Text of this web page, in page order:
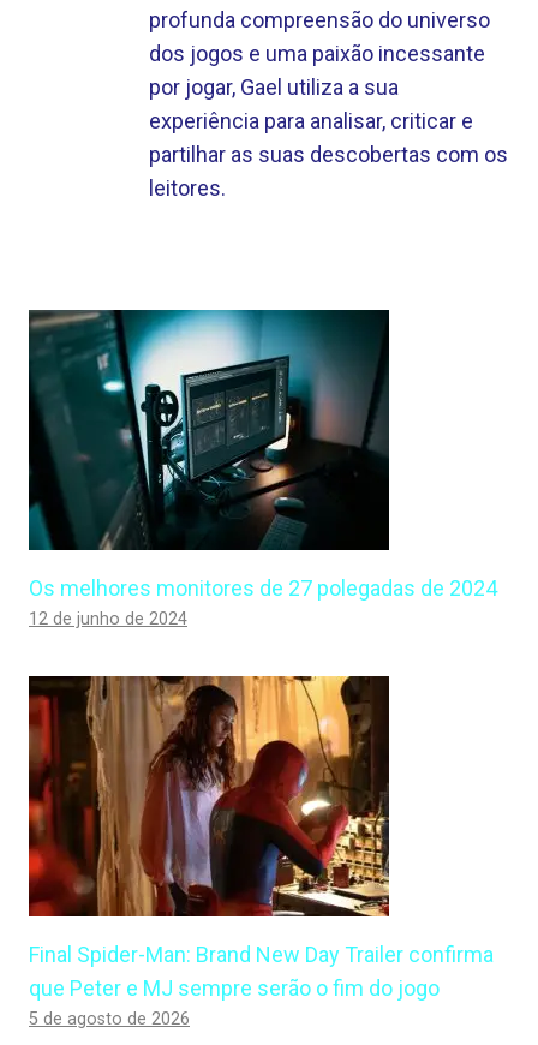
profunda compreensão do universo
dos jogos e uma paixão incessante
por jogar, Gael utiliza a sua
experiência para analisar, criticar e
partilhar as suas descobertas com os
leitores.
Os melhores monitores de 27 polegadas de 2024
12 de junho de 2024
Final Spider-Man: Brand New Day Trailer confirma
que Peter e MJ sempre serão o fim do jogo
5 de agosto de 2026